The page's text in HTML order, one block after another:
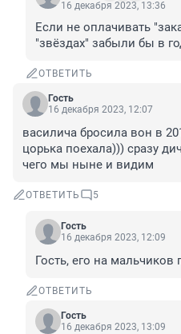
16 декабря 2023, 13:36
Если не оплачивать
"звёздах" забыли бы в
ОТВЕТИТЬ
Гость
16 декабря 2023, 12:07
василича бросила вон в
цорька поехала))) сразу
чего мы ныне и видим
ОТВЕТИТЬ 5
Гость
16 декабря 2023, 12:09
Гость, его на мальчиков
ОТВЕТИТЬ
Гость
16 декабря 2023, 13:09